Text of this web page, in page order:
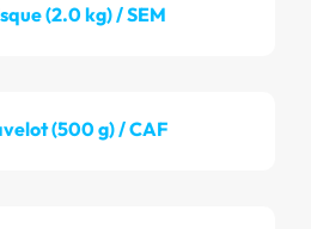
(2.0 kg) / SEM
(500 g) / CAF